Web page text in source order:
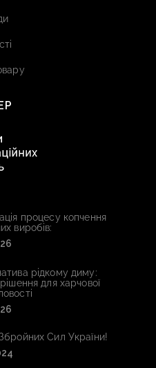
процесу копчення
виробів:
рідкому диму:
для харчової
Сил України!